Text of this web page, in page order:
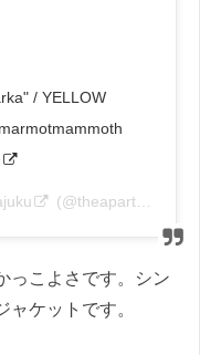
/ YELLOW
(@theapartment_harajuku) on
っこよさです。シン
ケットです。